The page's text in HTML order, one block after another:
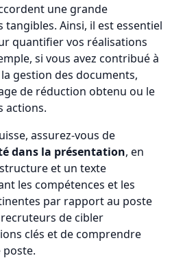
une grande
Ainsi, il est essentiel
quantifier vos réalisations
si vous avez contribué à
gestion des documents,
de réduction obtenu ou le
actions.
assurez-vous de
dans la présentation, en
et un texte
les compétences et les
par rapport au poste
de cibler
clés et de comprendre
poste.